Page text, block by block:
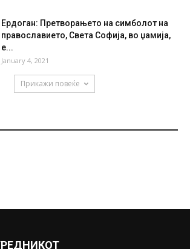
Ердоган: Претворањето на симболот на
православието, Света Софија, во џамија,
е...
January 4, 2021
Прикажи повеќе